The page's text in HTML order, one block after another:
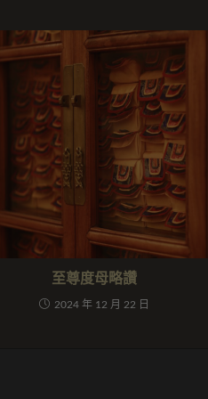
至尊度母略讚
2024 年 12 月 22 日